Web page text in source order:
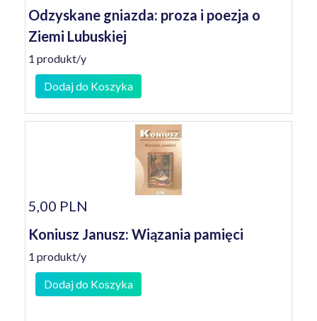
Odzyskane gniazda: proza i poezja o
Ziemi Lubuskiej
1 produkt/y
Dodaj do Koszyka
5,00 PLN
Koniusz Janusz: Wiązania pamięci
1 produkt/y
Dodaj do Koszyka